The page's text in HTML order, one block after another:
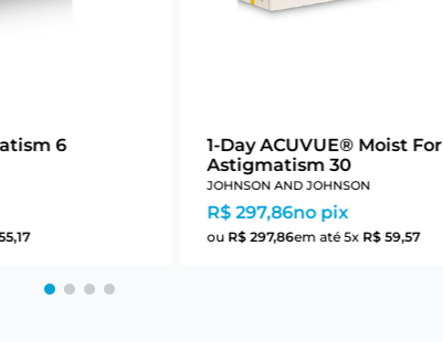
6
,17
1-Day ACUVUE® Moist For
Astigmatism 30
JOHNSON AND JOHNSON
R$ 297,86no pix
ou R$ 297,86em até5x R$ 59,57